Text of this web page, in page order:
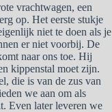
vrachtwagen, een
op. Het eerste stukje
niet te doen als je
er niet voorbij. De
naar ons toe. Hij
kippenstal moet zijn.
die is van de zus van
we aan om als
Even later leveren we